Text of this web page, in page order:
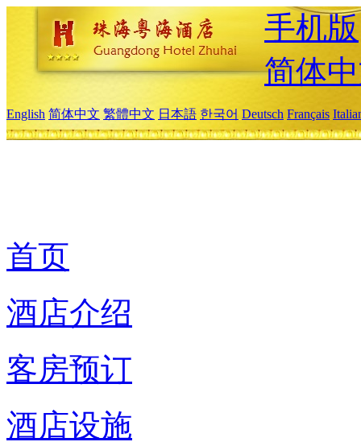
手机版
简体
English 简体中文 繁體中文 日本語 한국어 Deutsch Français
首页
酒店介绍
客房预订
酒店设施